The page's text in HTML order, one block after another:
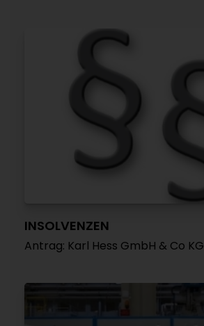
INSOLVENZEN
Antrag: Karl Hess GmbH & Co KG